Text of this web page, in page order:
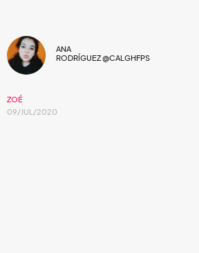
ANA
RODRÍGUEZ @CALGHFPS
ZOÉ
09/JUL/2020